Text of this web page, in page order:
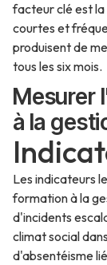
facteur clé est la
courtes et
produisent de
tous les six mois.
Mesurer
à la
Les indicateurs
formation à la
d'incidents
climat social
d'absentéisme